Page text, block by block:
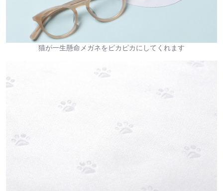
猫が一生懸命メガネをピカピカにしてくれます